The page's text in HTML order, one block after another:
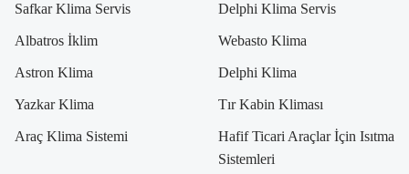
Safkar Klima Servis Delphi Klima Servis
Albatros İklim Webasto Klima
Astron Klima Delphi Klima
Yazkar Klima Tır Kabin Kliması
Araç Klima Sistemi
Hafif Ticari Araçlar İçin Isıtma
Sistemleri